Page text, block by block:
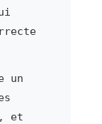
un
et